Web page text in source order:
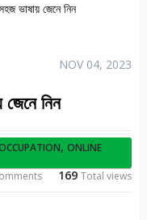
ভাষায় জেনে নিন
NOV 04, 2023
জেনে নিন
, ONLINE
169Total views